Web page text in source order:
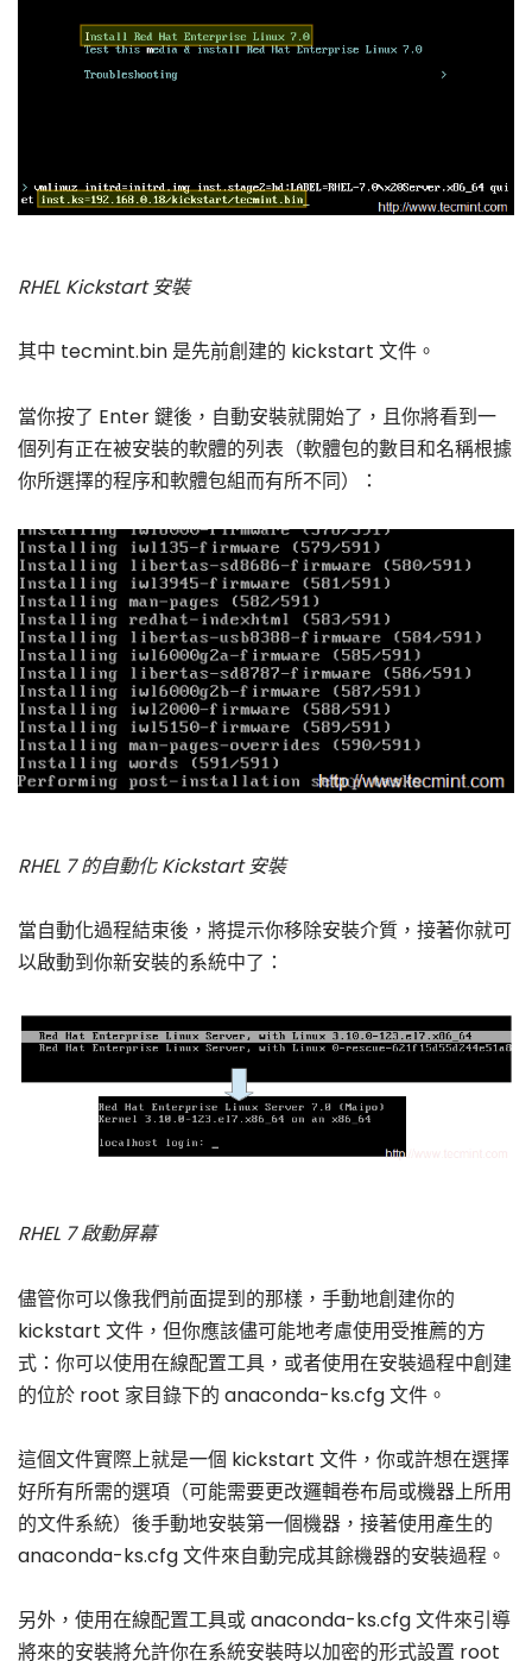
RHEL Kickstart 安裝
其中 tecmint.bin 是先前創建的 kickstart 文件。
當你按了 Enter 鍵後，自動安裝就開始了，且你將看到一
個列有正在被安裝的軟體的列表（軟體包的數目和名稱根據
你所選擇的程序和軟體包組而有所不同）：
RHEL 7 的自動化 Kickstart 安裝
當自動化過程結束後，將提示你移除安裝介質，接著你就可
以啟動到你新安裝的系統中了：
RHEL 7 啟動屏幕
儘管你可以像我們前面提到的那樣，手動地創建你的
kickstart 文件，但你應該儘可能地考慮使用受推薦的方
式：你可以使用在線配置工具，或者使用在安裝過程中創建
的位於 root 家目錄下的 anaconda-ks.cfg 文件。
這個文件實際上就是一個 kickstart 文件，你或許想在選擇
好所有所需的選項（可能需要更改邏輯卷布局或機器上所用
的文件系統）後手動地安裝第一個機器，接著使用產生的
anaconda-ks.cfg 文件來自動完成其餘機器的安裝過程。
另外，使用在線配置工具或 anaconda-ks.cfg 文件來引導
將來的安裝將允許你在系統安裝時以加密的形式設置 root